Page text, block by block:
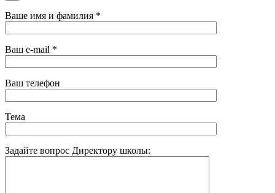
Ваше имя и фамилия *
Ваш e-mail *
Ваш телефон
Тема
Задайте вопрос Директору школы: